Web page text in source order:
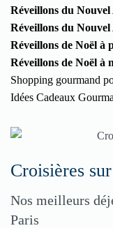
Réveillons du Nouvel
Réveillons du Nouvel
Réveillons de Noël à
Réveillons de Noël à
Shopping gourmand
Idées Cadeaux
Croisières
Nos meilleurs
Paris